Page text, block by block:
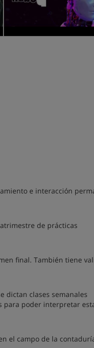
e interacción
de prácticas
final. También tiene
dictan clases semanales
para poder interpretar
el campo de la